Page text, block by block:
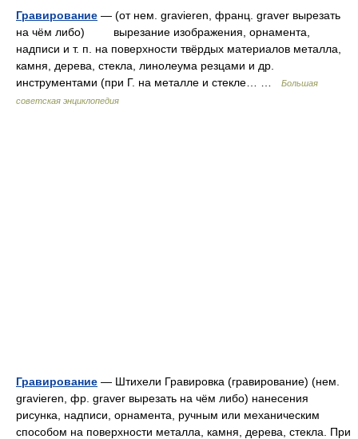
Гравирование — (от нем. gravieren, франц. graver вырезать
на чём либо) вырезание изображения, орнамента,
надписи и т. п. на поверхности твёрдых материалов металла,
камня, дерева, стекла, линолеума резцами и др.
инструментами (при Г. на металле и стекле… …
Большая
советская энциклопедия
Гравирование — Штихели Гравировка (гравирование) (нем.
gravieren, фр. graver вырезать на чём либо) нанесения
рисунка, надписи, орнамента, ручным или механическим
способом на поверхности металла, камня, дерева, стекла. При